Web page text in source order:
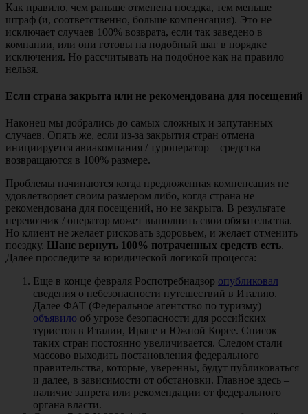
Как правило, чем раньше отменена поездка, тем меньше
штраф (и, соответственно, больше компенсация). Это не
исключает случаев 100% возврата, если так заведено в
компании, или они готовы на подобный шаг в порядке
исключения. Но рассчитывать на подобное как на правило –
нельзя.
Если страна закрыта или не рекомендована для посещений
Наконец мы добрались до самых сложных и запутанных
случаев. Опять же, если из-за закрытия стран отмена
инициируется авиакомпания / туроператор – средства
возвращаются в 100% размере.
Проблемы начинаются когда предложенная компенсация не
удовлетворяет своим размером либо, когда страна не
рекомендована для посещений, но не закрыта. В результате
перевозчик / оператор может выполнить свои обязательства.
Но клиент не желает рисковать здоровьем, и желает отменить
поездку. Шанс вернуть 100% потраченных средств есть.
Далее проследите за юридической логикой процесса:
Еще в конце февраля Роспотребнадзор опубликовал
сведения о небезопасности путешествий в Италию.
Далее ФАТ (Федеральное агентство по туризму)
объявило об угрозе безопасности для российских
туристов в Италии, Иране и Южной Корее. Список
таких стран постоянно увеличивается. Следом стали
массово выходить постановления федерального
правительства, которые, уверенны, будут публиковаться
и далее, в зависимости от обстановки. Главное здесь –
наличие запрета или рекомендации от федерального
органа власти.